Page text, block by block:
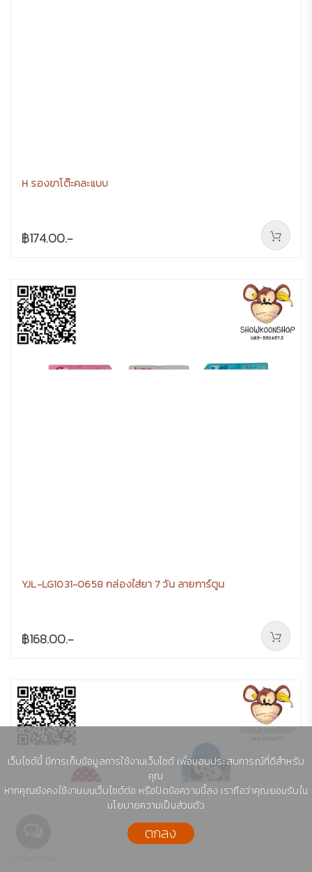
H รองขาโต๊ะคละแบบ
฿174.00.-
YJL-LG1031-0658 กล่องใส่ยา 7 วัน ลายการ์ตูน
฿168.00.-
เว็บไซต์นี้ มีการเก็บข้อมูลการใช้งานเว็บไซต์ เพื่อมอบประสบการณ์ที่ดีสำหรับ
คุณ
หากคุณยังคงใช้งานบนเว็บไซต์ต่อ หรือปิดข้อความนี้ลง เราถือว่าคุณยอมรับใน
นโยบายความเป็นส่วนตัว
ตกลง